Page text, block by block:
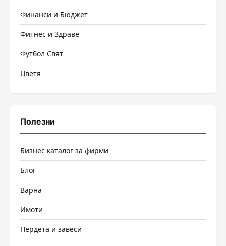
Финанси и Бюджет
Фитнес и Здраве
Футбол Свят
Цветя
Полезни
Бизнес каталог за фирми
Блог
Варна
Имоти
Пердета и завеси